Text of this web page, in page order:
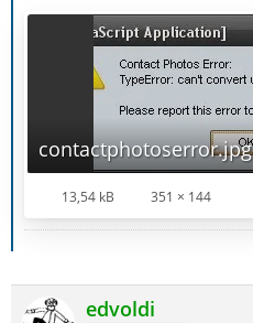
contactphotoserror.jpg
13,54 kB 351 × 144
edvoldi